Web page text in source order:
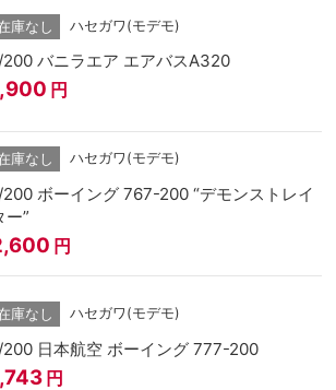
庫なし ハセガワ(モデモ)
200 バニラエア エアバスA320
円
庫なし ハセガワ(モデモ)
200 ボーイング 767-200 “デモンストレイ
ー”
円
庫なし ハセガワ(モデモ)
200 日本航空 ボーイング 777-200
円